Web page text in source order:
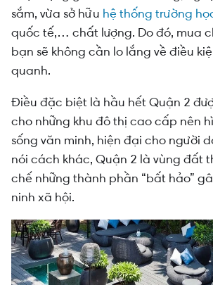
sắm, vừa sở hữu hệ thống trường
quốc tế,… chất lượng. Do đó, mua
bạn sẽ không cần lo lắng về điều
quanh.
Điều đặc biệt là hầu hết Quận 2
cho những khu đô thị cao cấp nên
sống văn minh, hiện đại cho người
nói cách khác, Quận 2 là vùng đất
chế những thành phần “bất hảo”
ninh xã hội.